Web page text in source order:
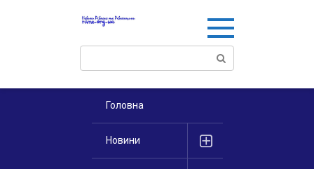
Поиск:
Головна
Новини